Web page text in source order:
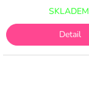
SKLADEM
Detail